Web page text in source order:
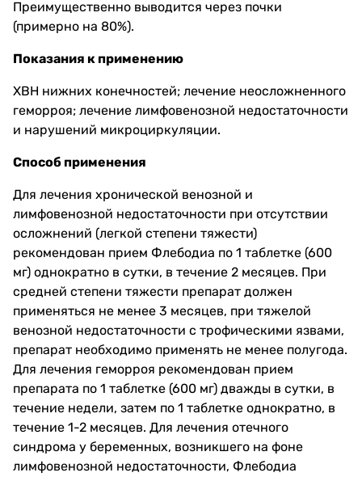
Преимущественно выводится через почки
(примерно на 80%).
Показания к применению
ХВН нижних конечностей; лечение неосложненного
геморроя; лечение лимфовенозной недостаточности
и нарушений микроциркуляции.
Способ применения
Для лечения хронической венозной и
лимфовенозной недостаточности при отсутствии
осложнений (легкой степени тяжести)
рекомендован прием Флебодиа по 1 таблетке (600
мг) однократно в сутки, в течение 2 месяцев. При
средней степени тяжести препарат должен
применяться не менее 3 месяцев, при тяжелой
венозной недостаточности с трофическими язвами,
препарат необходимо применять не менее полугода.
Для лечения геморроя рекомендован прием
препарата по 1 таблетке (600 мг) дважды в сутки, в
течение недели, затем по 1 таблетке однократно, в
течение 1-2 месяцев. Для лечения отечного
синдрома у беременных, возникшего на фоне
лимфовенозной недостаточности, Флебодиа